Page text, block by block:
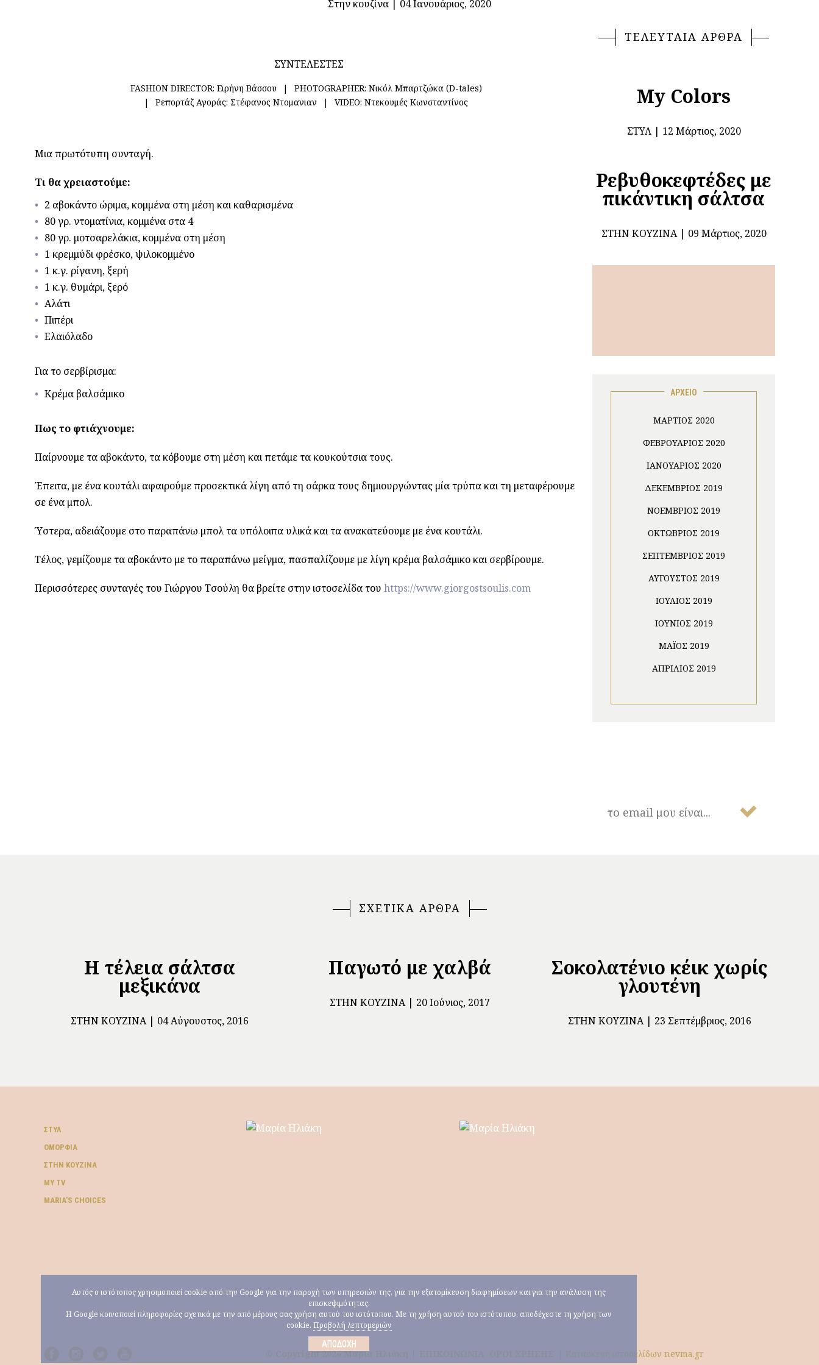
Στην κουζίνα 04 Ιανουάριος, 2020
ΣΥΝΤΕΛΕΣΤΕΣ
FASHION DIRECTOR: Ειρήνη Βάσσου PHOTOGRAPHER: Νικόλ Μπαρτζώκα (D-tales)
Ρεπορτάζ Αγοράς: Στέφανος Ντομανιαν VIDEO: Ντεκουμές Κωνσταντίνος
Μια πρωτότυπη συνταγή.
Τι θα χρειαστούμε:
2 αβοκάντο ώριμα, κομμένα στη μέση και καθαρισμένα
80 γρ. ντοματίνια, κομμένα στα 4
80 γρ. μοτσαρελάκια, κομμένα στη μέση
1 κρεμμύδι φρέσκο, ψιλοκομμένο
1 κ.γ. ρίγανη, ξερή
1 κ.γ. θυμάρι, ξερό
Αλάτι
Πιπέρι
Ελαιόλαδο
Για το σερβίρισμα:
Κρέμα βαλσάμικο
Πως το φτιάχνουμε:
Παίρνουμε τα αβοκάντο, τα κόβουμε στη μέση και πετάμε τα κουκούτσια τους.
Έπειτα, με ένα κουτάλι αφαιρούμε προσεκτικά λίγη από τη σάρκα τους δημιουργώντας μία τρύπα και τη μεταφέρουμε
σε ένα μπολ.
Ύστερα, αδειάζουμε στο παραπάνω μπολ τα υπόλοιπα υλικά και τα ανακατεύουμε με ένα κουτάλι.
Τέλος, γεμίζουμε τα αβοκάντο με το παραπάνω μείγμα, πασπαλίζουμε με λίγη κρέμα βαλσάμικο και σερβίρουμε.
Περισσότερες συνταγές του Γιώργου Τσούλη θα βρείτε στην ιστοσελίδα του https://www.giorgostsoulis.com
ΤΕΛΕΥΤΑΙΑ ΑΡΘΡΑ
My Colors
ΣΤΥΛ 12 Μάρτιος, 2020
Ρεβυθοκεφτέδες με
πικάντικη σάλτσα
ΣΤΗΝ ΚΟΥΖΊΝΑ 09 Μάρτιος, 2020
ΑΡΧΕΙΟ
ΜΆΡΤΙΟΣ 2020
ΦΕΒΡΟΥΆΡΙΟΣ 2020
ΙΑΝΟΥΆΡΙΟΣ 2020
ΔΕΚΈΜΒΡΙΟΣ 2019
ΝΟΈΜΒΡΙΟΣ 2019
ΟΚΤΏΒΡΙΟΣ 2019
ΣΕΠΤΈΜΒΡΙΟΣ 2019
ΑΎΓΟΥΣΤΟΣ 2019
ΙΟΎΛΙΟΣ 2019
ΙΟΎΝΙΟΣ 2019
ΜΆΙΟΣ 2019
ΑΠΡΊΛΙΟΣ 2019
ΣΧΕΤΙΚΑ ΑΡΘΡΑ
Η τέλεια σάλτσα
μεξικάνα
ΣΤΗΝ ΚΟΥΖΊΝΑ 04 Αύγουστος, 2016
Παγωτό με χαλβά
ΣΤΗΝ ΚΟΥΖΊΝΑ 20 Ιούνιος, 2017
Σοκολατένιο κέικ χωρίς
γλουτένη
ΣΤΗΝ ΚΟΥΖΊΝΑ 23 Σεπτέμβριος, 2016
ΣΤΥΛ
ΟΜΟΡΦΙΆ
ΣΤΗΝ ΚΟΥΖΊΝΑ
MY TV
ΜARIA’S CHOICES
© Copyright 2026 Μαρία Ηλιάκη | Κατασκευή ιστοσελίδων nevma.gr
Αυτός ο ιστότοπος χρησιμοποιεί cookie από την Google για την παροχή των υπηρεσιών της, για την εξατομίκευση διαφημίσεων και για την ανάλυση της
επισκεψιμότητας.
Η Google κοινοποιεί πληροφορίες σχετικά με την από μέρους σας χρήση αυτού του ιστότοπου. Με τη χρήση αυτού του ιστότοπου, αποδέχεστε τη χρήση των
cookie. Προβολή λεπτομεριών
ΑΠΟΔΟΧΉ